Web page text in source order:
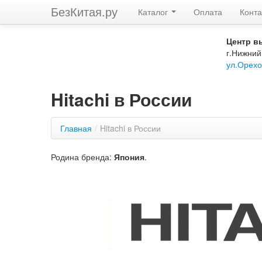
БезКитая.ру Каталог Оплата
Центр
Hitachi в России
Главная / Hitachi в России
Родина бренда: Япония.